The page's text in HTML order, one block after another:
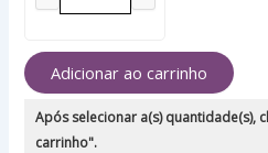
Adicionar ao carrinho
Após selecionar a(s) quantidade(s),
carrinho".